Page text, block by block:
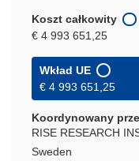
Koszt całkowity
€ 4 993 651,25
Wkład UE
€ 4 993 651,25
Koordynowany
RISE RESEARCH
Sweden